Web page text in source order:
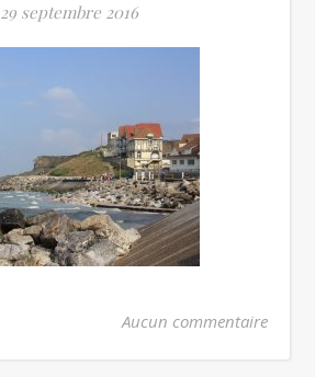
29 septembre 2016
Aucun commentaire